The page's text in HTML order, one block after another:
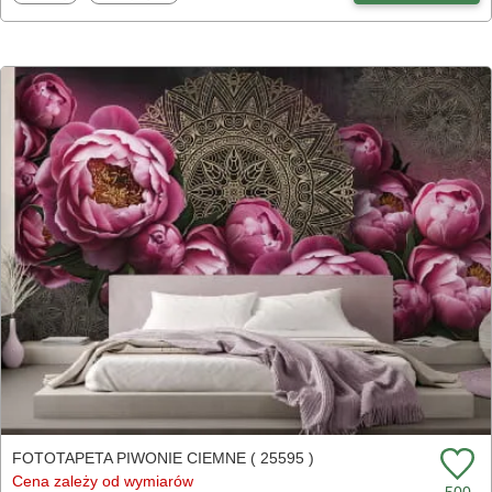
FOTOTAPETA PIWONIE CIEMNE ( 25595 )
Cena zależy od wymiarów